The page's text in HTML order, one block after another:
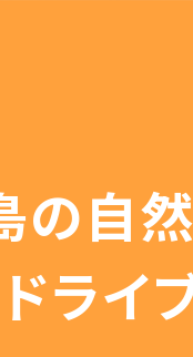
の自
ライ